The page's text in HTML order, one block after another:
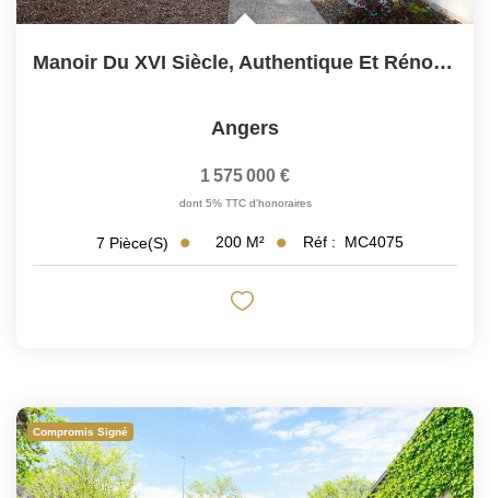
Manoir Du XVI Siècle, Authentique Et Rénové Avec Passion...
Angers
1 575 000 €
dont 5% TTC d'honoraires
7 Pièce(s) 200 M² Réf : MC4075
Compromis Signé